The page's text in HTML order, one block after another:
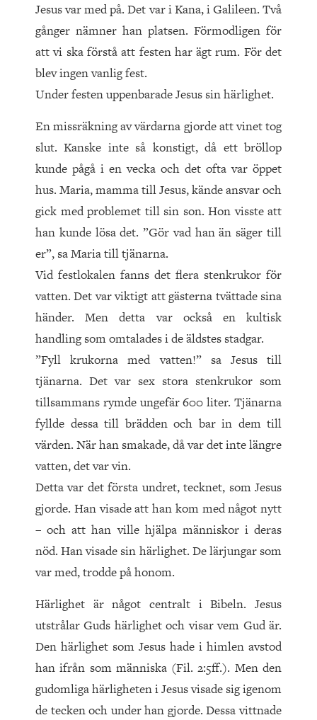
Jesus var med på. Det var i Kana, i Galileen. Två
gånger nämner han platsen. Förmodligen för
att vi ska förstå att festen har ägt rum. För det
blev ingen vanlig fest.
Under festen uppenbarade Jesus sin härlighet.
En missräkning av värdarna gjorde att vinet tog
slut. Kanske inte så konstigt, då ett bröllop
kunde pågå i en vecka och det ofta var öppet
hus. Maria, mamma till Jesus, kände ansvar och
gick med problemet till sin son. Hon visste att
han kunde lösa det. ”Gör vad han än säger till
er”, sa Maria till tjänarna.
Vid festlokalen fanns det flera stenkrukor för
vatten. Det var viktigt att gästerna tvättade sina
händer. Men detta var också en kultisk
handling som omtalades i de äldstes stadgar.
”Fyll krukorna med vatten!” sa Jesus till
tjänarna. Det var sex stora stenkrukor som
tillsammans rymde ungefär 600 liter. Tjänarna
fyllde dessa till brädden och bar in dem till
värden. När han smakade, då var det inte längre
vatten, det var vin.
Detta var det första undret, tecknet, som Jesus
gjorde. Han visade att han kom med något nytt
– och att han ville hjälpa människor i deras
nöd. Han visade sin härlighet. De lärjungar som
var med, trodde på honom.
Härlighet är något centralt i Bibeln. Jesus
utstrålar Guds härlighet och visar vem Gud är.
Den härlighet som Jesus hade i himlen avstod
han ifrån som människa (Fil. 2:5ff.). Men den
gudomliga härligheten i Jesus visade sig igenom
de tecken och under han gjorde. Dessa vittnade